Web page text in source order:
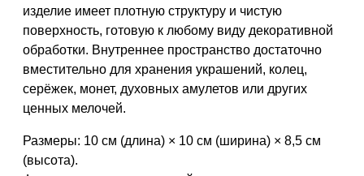
изделие имеет плотную структуру и чистую
поверхность, готовую к любому виду декоративной
обработки. Внутреннее пространство достаточно
вместительно для хранения украшений, колец,
серёжек, монет, духовных амулетов или других
ценных мелочей.
Размеры: 10 см (длина) × 10 см (ширина) × 8,5 см
(высота).